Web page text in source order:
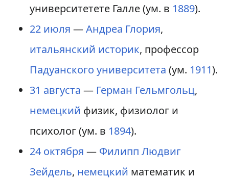
университетете Галле (ум. в 1889).
22 июля —Андреа Глория,
итальянский историк, профессор
Падуанского университета (ум. 1911).
31 августа — Герман Гельмгольц,
немецкий физик, физиолог и
психолог (ум. в 1894).
24 октября — Филипп Людвиг
Зейдель, немецкий математик и